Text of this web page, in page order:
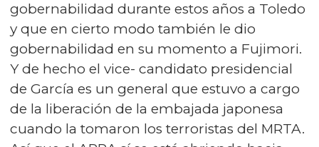
gobernabilidad durante estos años a Toledo
y que en cierto modo también le dio
gobernabilidad en su momento a Fujimori.
Y de hecho el vice- candidato presidencial
de García es un general que estuvo a cargo
de la liberación de la embajada japonesa
cuando la tomaron los terroristas del MRTA.